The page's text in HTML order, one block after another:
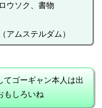
ウソク、書物
アムステルダム）
てゴーギャン本人は出
もしろいね